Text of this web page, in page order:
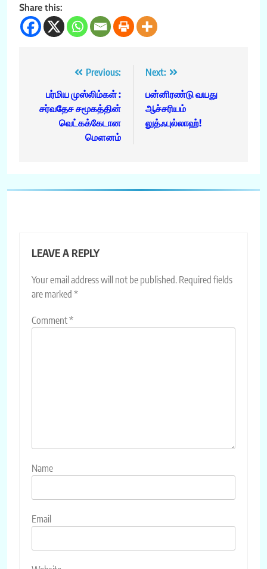
Share this:
navigation
Previous:
பர்மிய முஸ்லிம்கள் :
சர்வதேச சமூகத்தின்
வெட்கக்கேடான
மௌனம்
Next:
பன்னிரண்டு வயது
ஆச்சரியம்
லுத்ஃபுல்லாஹ்!
LEAVE A REPLY
Your email address will not be published. Required fields
are marked *
Comment*
Name
Email